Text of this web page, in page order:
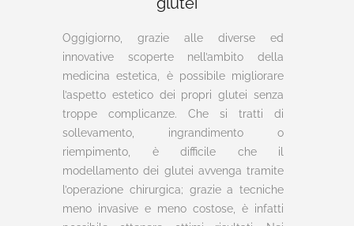
Oggigiorno, grazie alle diverse ed
innovative scoperte nell’ambito della
medicina estetica, è possibile migliorare
l’aspetto estetico dei propri glutei senza
troppe complicanze. Che si tratti di
sollevamento, ingrandimento o
riempimento, è difficile che il
modellamento dei glutei avvenga tramite
l’operazione chirurgica; grazie a tecniche
meno invasive e meno costose, è infatti